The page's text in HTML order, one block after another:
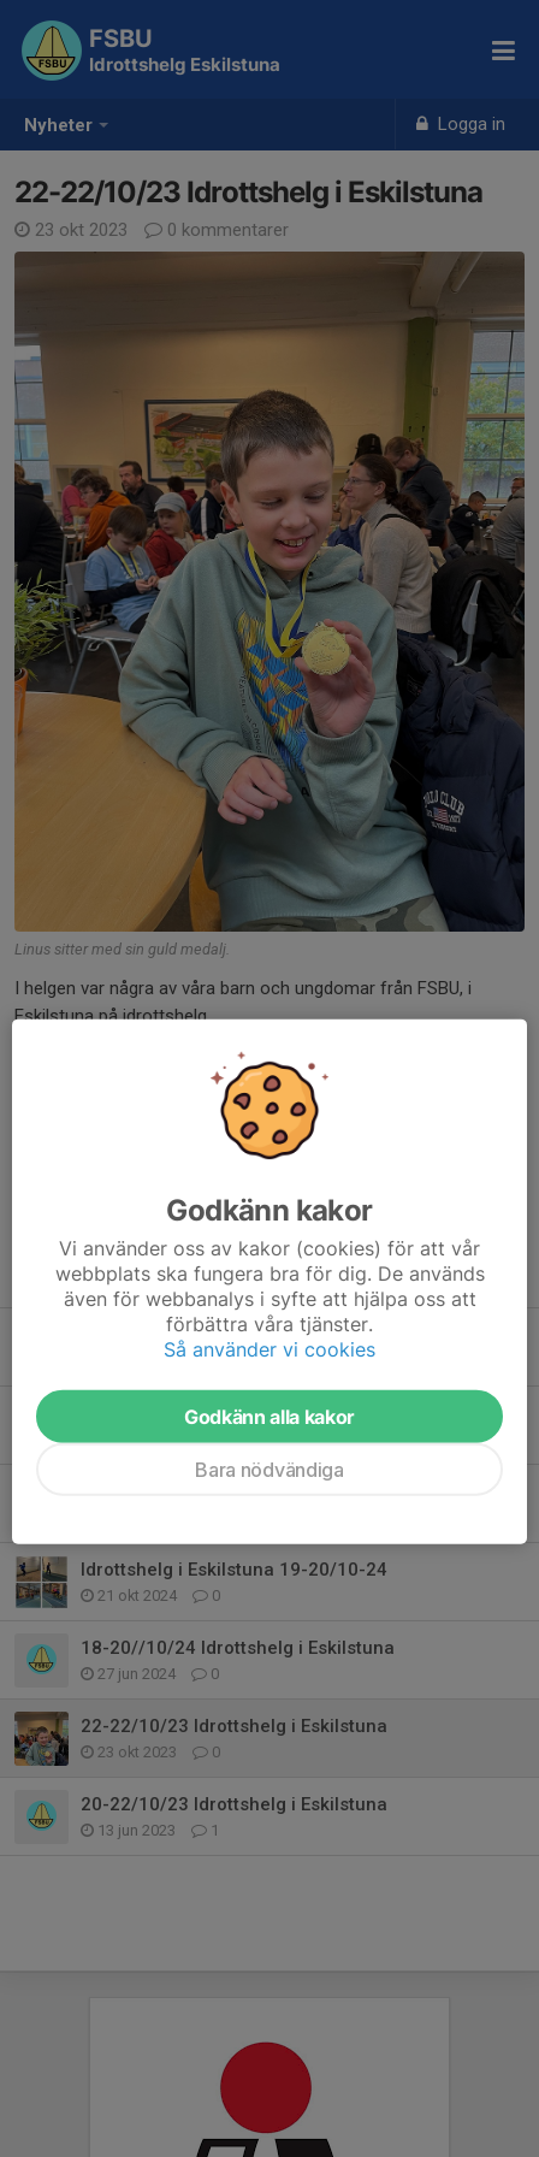
Nyheter Logga in
FSBU
Idrottshelg Eskilstuna
22-22/10/23 Idrottshelg i Eskilstuna
23 okt 2023 0 kommentarer
Linus sitter med sin guld medalj.
I helgen var några av våra barn och ungdomar från FSBU, i
Eskilstuna på idrottshelg.
Lily-Ann vann också Guld i elektronskytte i sin klass med 101,4
Tidigare nyheter
16-18/10/26 Idrottshelg i Eskilstuna
5 jun, 16:09 0
17-19/10/25 äventyrsläger i Västerås
30 okt 2025 0
Idrottshelg i Eskilstuna 19-20/10-24
21 okt 2024 0
18-20//10/24 Idrottshelg i Eskilstuna
27 jun 2024 0
22-22/10/23 Idrottshelg i Eskilstuna
23 okt 2023 0
20-22/10/23 Idrottshelg i Eskilstuna
13 jun 2023 1
Godkänn kakor
Vi använder oss av kakor (cookies) för att vår
webbplats ska fungera bra för dig. De används
även för webbanalys i syfte att hjälpa oss att
förbättra våra tjänster.
Så använder vi cookies
Godkänn alla kakor
Bara nödvändiga